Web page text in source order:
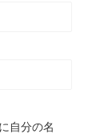
自分の名